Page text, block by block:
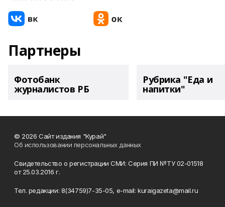
Партнеры
Фотобанк
журналистов РБ
Рубрика "Еда и
напитки"
© 2026 Сайт издания "Курай"
Об использовании персональных данных
Свидетельство о регистрации СМИ: Серия ПИ №ТУ 02-01518
от 25.03.2016 г.
Тел. редакции: 8(34759)7-35-05, e-mail: kuraigazeta@mail.ru